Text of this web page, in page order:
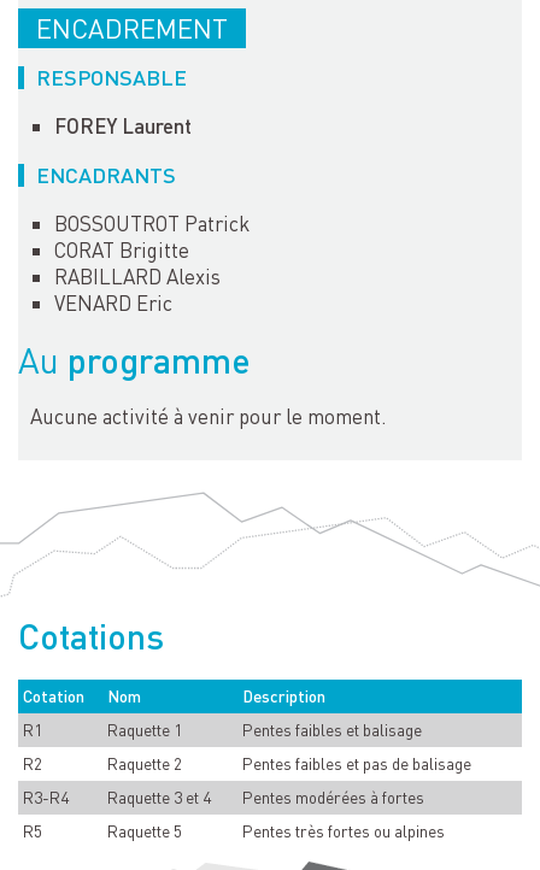
ENCADREMENT
RESPONSABLE
FOREY Laurent
ENCADRANTS
BOSSOUTROT Patrick
CORAT Brigitte
RABILLARD Alexis
VENARD Eric
Au programme
Aucune activité à venir pour le moment.
Cotations
Cotation Nom Description
R1 Raquette 1
Pentes faibles et balisage
R2
Raquette 2
Pentes faibles et pas de balisage
R3-R4
Raquette 3 et 4
Pentes modérées à fortes
R5
Raquette 5 Pentes très fortes ou alpines